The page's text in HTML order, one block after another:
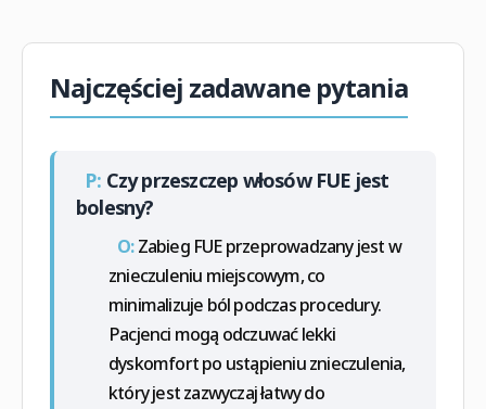
Najczęściej zadawane pytania
P: Czy przeszczep włosów FUE jest
bolesny?
O:Zabieg FUE przeprowadzany jest w
znieczuleniu miejscowym, co
minimalizuje ból podczas procedury.
Pacjenci mogą odczuwać lekki
dyskomfort po ustąpieniu znieczulenia,
który jest zazwyczaj łatwy do